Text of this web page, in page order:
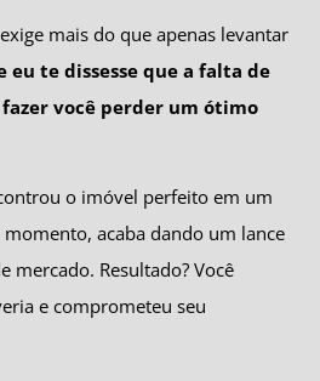
mais do que apenas levantar
eu te dissesse que a falta de
você perder um ótimo
o imóvel perfeito em um
acaba dando um lance
mercado. Resultado? Você
e comprometeu seu